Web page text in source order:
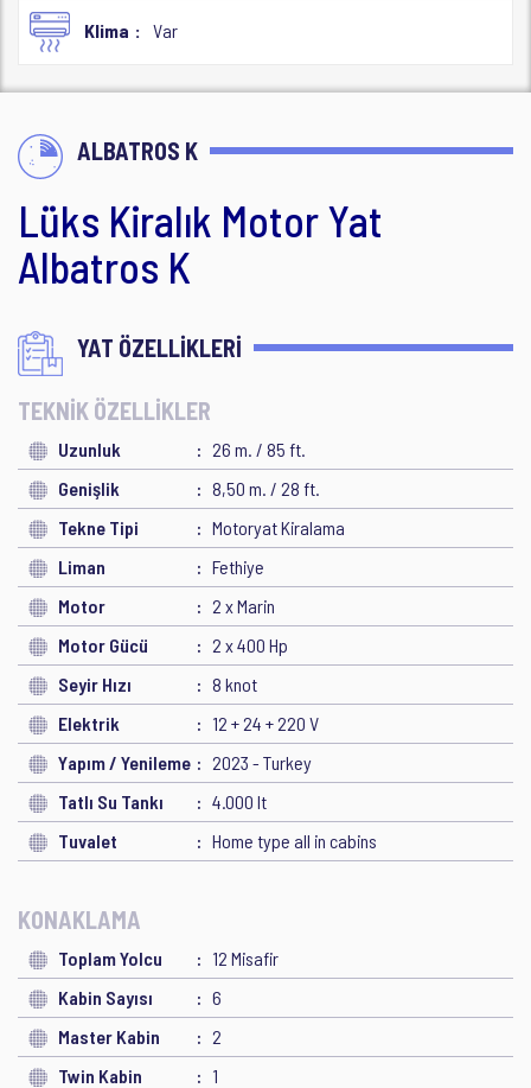
Klima Var
ALBATROS K
Lüks Kiralık Motor Yat
Albatros K
YAT ÖZELLİKLERİ
TEKNİK ÖZELLİKLER
Uzunluk
26 m. / 85 ft.
Genişlik
8,50 m. / 28 ft.
Tekne Tipi
Motoryat Kiralama
Liman
Fethiye
Motor
2 x Marin
Motor Gücü
2 x 400 Hp
Seyir Hızı
8 knot
Elektrik
12 + 24 + 220 V
Yapım / Yenileme
2023 - Turkey
Tatlı Su Tankı
4.000 lt
Tuvalet
Home type all in cabins
KONAKLAMA
Toplam Yolcu
12 Misafir
Kabin Sayısı
6
Master Kabin
2
Twin Kabin
1